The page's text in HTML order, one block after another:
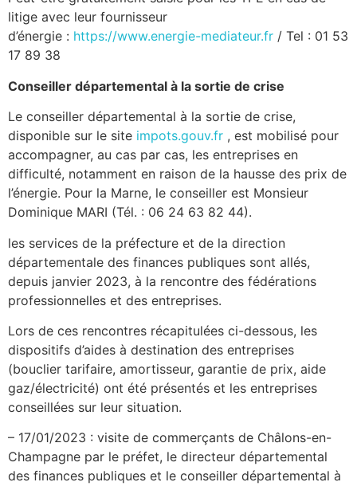
litige avec leur fournisseur
d’énergie : https://www.energie-mediateur.fr / Tel : 01 53
17 89 38
Conseiller départemental à la sortie de crise
Le conseiller départemental à la sortie de crise,
disponible sur le site impots.gouv.fr , est mobilisé pour
accompagner, au cas par cas, les entreprises en
difficulté, notamment en raison de la hausse des prix de
l’énergie. Pour la Marne, le conseiller est Monsieur
Dominique MARI (Tél. : 06 24 63 82 44).
les services de la préfecture et de la direction
départementale des finances publiques sont allés,
depuis janvier 2023, à la rencontre des fédérations
professionnelles et des entreprises.
Lors de ces rencontres récapitulées ci-dessous, les
dispositifs d’aides à destination des entreprises
(bouclier tarifaire, amortisseur, garantie de prix, aide
gaz/électricité) ont été présentés et les entreprises
conseillées sur leur situation.
– 17/01/2023 : visite de commerçants de Châlons-en-
Champagne par le préfet, le directeur départemental
des finances publiques et le conseiller départemental à